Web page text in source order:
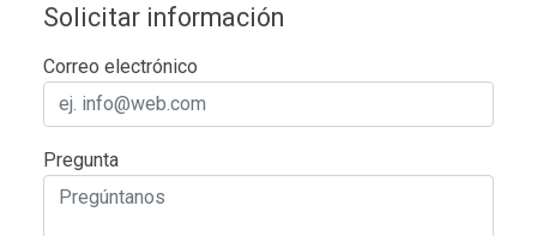
Solicitar información
Correo electrónico
Pregunta